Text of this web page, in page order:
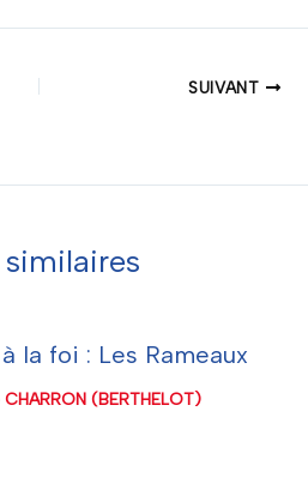
SUIVANT
la foi : Les Rameaux
(BERTHELOT)